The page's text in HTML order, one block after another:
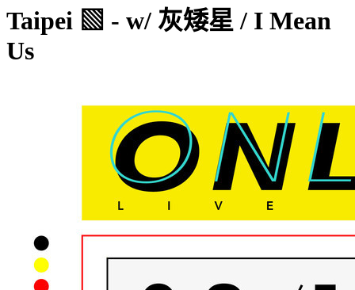
Taipei ▧ - w/ 灰矮星 / I Mean
Us